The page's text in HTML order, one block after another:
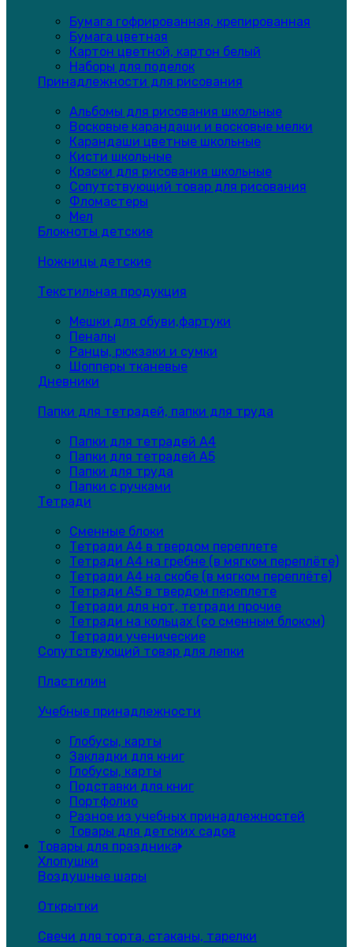
Бумага гофрированная, крепированная
Бумага цветная
Картон цветной, картон белый
Наборы для поделок
Принадлежности для рисования
Альбомы для рисования школьные
Восковые карандаши и восковые мелки
Карандаши цветные школьные
Кисти школьные
Краски для рисования школьные
Сопутствующий товар для рисования
Фломастеры
Мел
Блокноты детские
Ножницы детские
Текстильная продукция
Мешки для обуви,фартуки
Пеналы
Ранцы, рюкзаки и сумки
Шопперы тканевые
Дневники
Папки для тетрадей, папки для труда
Папки для тетрадей А4
Папки для тетрадей А5
Папки для труда
Папки с ручками
Тетради
Сменные блоки
Тетради А4 в твердом переплете
Тетради А4 на гребне (в мягком переплёте)
Тетради А4 на скобе (в мягком переплёте)
Тетради А5 в твердом переплете
Тетради для нот, тетради прочие
Тетради на кольцах (со сменным блоком)
Тетради ученические
Сопутствующий товар для лепки
Пластилин
Учебные принадлежности
Глобусы, карты
Закладки для книг
Глобусы, карты
Подставки для книг
Портфолио
Разное из учебных принадлежностей
Товары для детских садов
Товары для праздника
Хлопушки
Воздушные шары
Открытки
Свечи для торта, стаканы, тарелки